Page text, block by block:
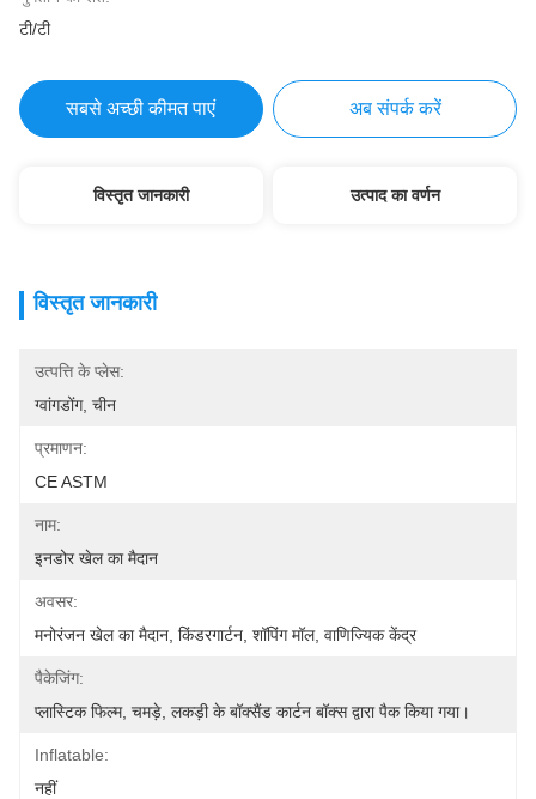
टी/टी
सबसे अच्छी कीमत पाएं अब संपर्क करें
विस्तृत जानकारी उत्पाद का वर्णन
विस्तृत जानकारी
उत्पत्ति के प्लेस:
ग्वांगडोंग, चीन
प्रमाणन:
CE ASTM
नाम:
इनडोर खेल का मैदान
अवसर:
मनोरंजन खेल का मैदान, किंडरगार्टन, शॉपिंग मॉल, वाणिज्यिक केंद्र
पैकेजिंग:
प्लास्टिक फिल्म, चमड़े, लकड़ी के बॉक्सैंड कार्टन बॉक्स द्वारा पैक किया गया।
Inflatable:
नहीं